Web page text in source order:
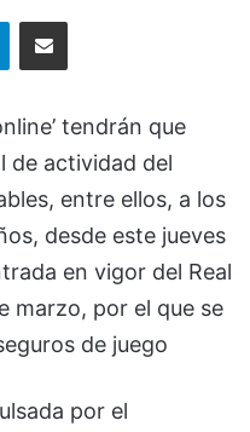
TelegramCompartir via Email
tendrán que
de actividad del
entre ellos, a los
desde este jueves
en vigor del Real
marzo, por el que se
de juego
por el